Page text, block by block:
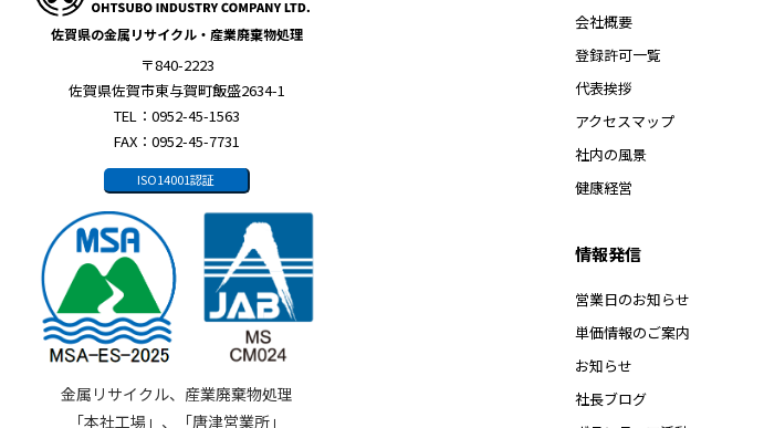
佐賀県の金属リサイクル・産業廃棄物処理
〒840-2223
佐賀県佐賀市東与賀町飯盛2634-1
TEL：0952-45-1563
FAX：0952-45-7731
ISO14001認証
金属リサイクル、産業廃棄物処理
「本社工場」、「唐津営業所」
会社概要
登録許可一覧
代表挨拶
アクセスマップ
社内の風景
健康経営
情報発信
営業日のお知らせ
単価情報のご案内
お知らせ
社長ブログ